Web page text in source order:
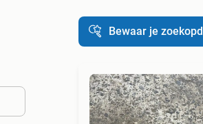
Bewaar je